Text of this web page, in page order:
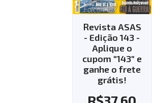
Revista ASAS
- Edição 144 -
Aplique o
cupom "144" e
ganhe o frete
grátis!